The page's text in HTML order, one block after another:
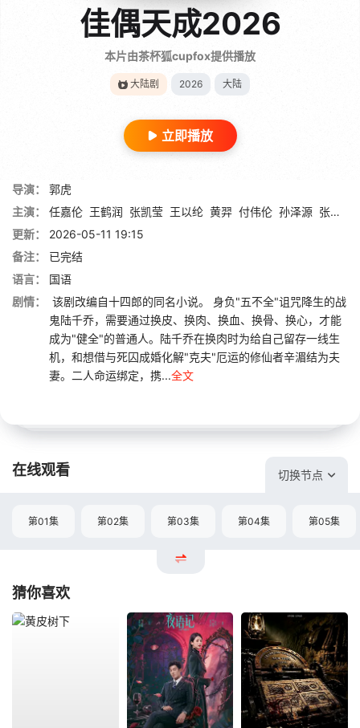
佳偶天成2026
本片由茶杯狐cupfox提供播放
大陆剧 2026 大陆
立即播放
导演：
郭虎
主演：
任嘉伦 王鹤润 张凯莹 王以纶 黄羿 付伟伦 孙泽源 张祎格
更新：
2026-05-11 19:15
备注：
已完结
语言：
国语
剧情：
该剧改编自十四郎的同名小说。 身负"五不全"诅咒降生的战
鬼陆千乔，需要通过换皮、换肉、换血、换骨、换心，才能
成为"健全"的普通人。陆千乔在换肉时为给自己留存一线生
机，和想借与死囚成婚化解"克夫"厄运的修仙者辛湄结为夫
妻。二人命运绑定，携...全文
在线观看 切换节点
第01集 第02集 第03集 第04集 第05集
猜你喜欢